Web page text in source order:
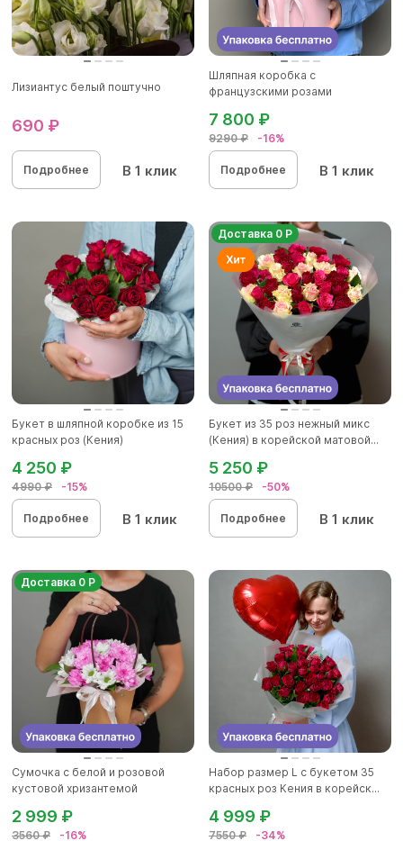
Лизиантус белый поштучно
690 ₽
Подробнее В 1 клик
Шляпная коробка с
французскими розами
9290 ₽ -16%
7 800 ₽
Подробнее В 1 клик
Букет в шляпной коробке из 15
красных роз (Кения)
4990 ₽ -15%
4 250 ₽
Подробнее В 1 клик
Доставка 0 Р
Букет из 35 роз нежный микс
(Кения) в корейской матовой...
10500 ₽ -50%
5 250 ₽
Подробнее В 1 клик
Доставка 0 Р
Сумочка с белой и розовой
кустовой хризантемой
3560 ₽ -16%
2 999 ₽
Набор размер L с букетом 35
красных роз Кения в корейск...
7550 ₽ -34%
4 999 ₽